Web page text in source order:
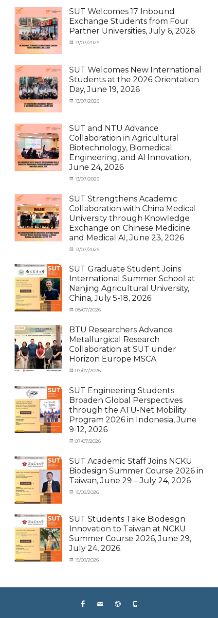
Power,
SUT
Exchange
MOU ,
Exchange
(Inbound),
News
SUT Welcomes 17 Inbound
Exchange Students from Four
Partner Universities, July 6, 2026
Categories
MOU ,
Exchange
Student
(Inbound),
Meeting
with
SUT
International
Student,
News
Posted
13/07/2026
SUT Welcomes New International
Students at the 2026 Orientation
Day, June 19, 2026
Categories
Activities
with
SUT
International
Student ,
News
Posted
13/07/2026
SUT and NTU Advance
Collaboration in Agricultural
Biotechnology, Biomedical
Engineering, and AI Innovation,
June 24, 2026
Categories
Student
Thailand),
News,
Staff
Exchange-
Posted
13/07/2026
SUT Strengthens Academic
Collaboration with China Medical
University through Knowledge
Exchange on Chinese Medicine
and Medical AI, June 23, 2026
Categories
Student
News,
Staff
Exchange-
Outbound
Posted
13/07/2026
SUT Graduate Student Joins
International Summer School at
Nanjing Agricultural University,
China, July 5-18, 2026
Categories
Student
(Outbound)
News
Posted
08/07/2026
BTU Researchers Advance
Metallurgical Research
Collaboration at SUT under
Horizon Europe MSCA
Categories
Staff
Inbound
Posted
07/07/2026
SUT Engineering Students
Broaden Global Perspectives
through the ATU-Net Mobility
Program 2026 in Indonesia, June
9-12, 2026
Categories
under
Activity
under
MOU,
(Outbound)
Posted
07/07/2026
SUT Academic Staff Joins NCKU
Biodesign Summer Course 2026 in
Taiwan, June 29 – July 24, 2026
Categories
MOU ,
News
Exchange-
Outbound
Posted
19/06/2026
SUT Students Take Biodesign
Innovation to Taiwan at NCKU
Summer Course 2026, June 29,
July 24, 2026.
Categories
Student
Posted
19/06/2026
Facebook
Email Website